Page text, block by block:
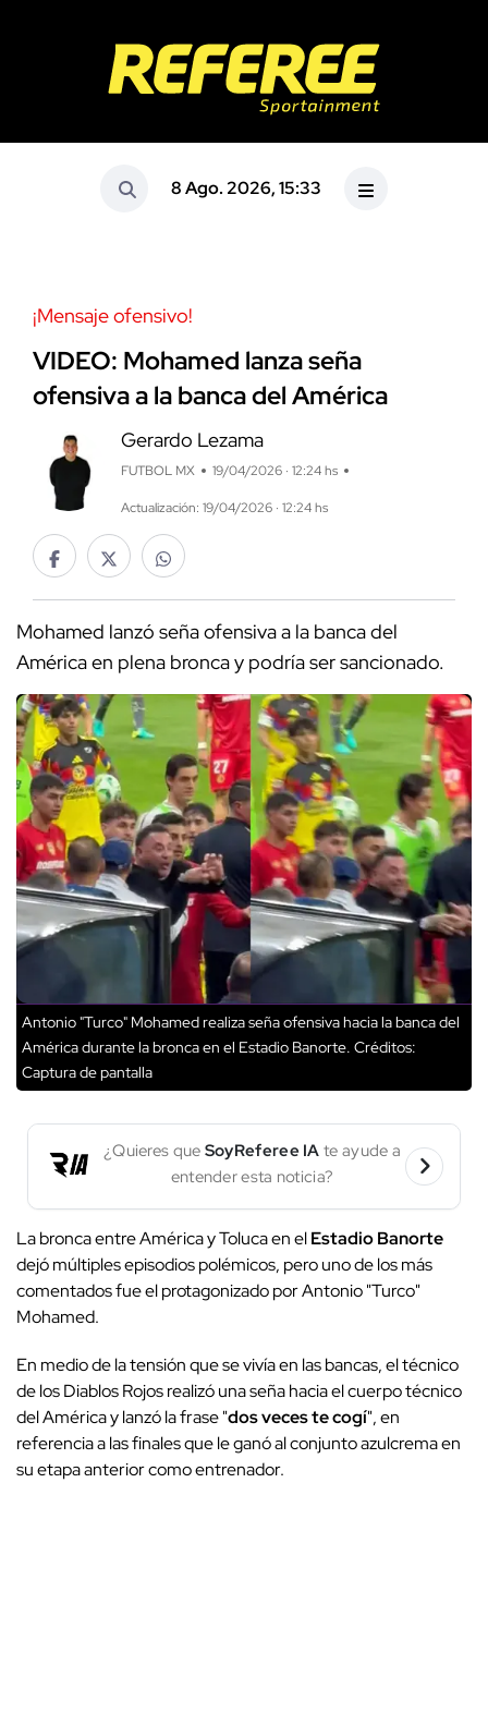
8 Ago. 2026, 15:33
¡Mensaje ofensivo!
VIDEO: Mohamed lanza seña
ofensiva a la banca del América
Gerardo Lezama
FUTBOL MX 19/04/2026 · 12:24 hs
Actualización: 19/04/2026 · 12:24 hs
Mohamed lanzó seña ofensiva a la banca del
América en plena bronca y podría ser sancionado.
Antonio "Turco" Mohamed realiza seña ofensiva hacia la banca del
América durante la bronca en el Estadio Banorte. Créditos:
Captura de pantalla
¿Quieres que SoyReferee IA te ayude a
entender esta noticia?
La bronca entre América y Toluca en elEstadio Banorte
dejó múltiples episodios polémicos, pero uno de los más
comentados fue el protagonizado por Antonio "Turco"
Mohamed.
En medio de la tensión que se vivía en las bancas, el técnico
de los Diablos Rojos realizó una seña hacia el cuerpo técnico
del América y lanzó la frase "dos veces te cogí", en
referencia a las finales que le ganó al conjunto azulcrema en
su etapa anterior como entrenador.